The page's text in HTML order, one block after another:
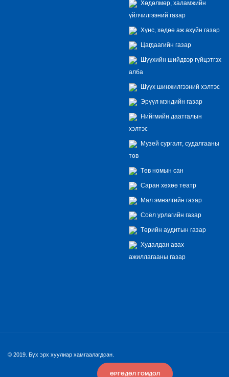
ӨРГӨДӨЛ ГОМДОЛ
Хөдөлмөр, халамжийн
үйлчилгээний газар
Хүнс, хөдөө аж ахуйн газар
Цагдаагийн газар
Шүүхийн шийдвэр гүйцэтгэх
алба
Шүүх шинжилгээний хэлтэс
Эрүүл мэндийн газар
Нийгмийн даатгалын
хэлтэс
Музей сургалт, судалгааны
төв
Төв номын сан
Саран хөхөө театр
Мал эмнэлгийн газар
Соёл урлагийн газар
Төрийн аудитын газар
Худалдан авах
ажиллагааны газар
© 2019. Бүх эрх хуулиар хамгаалагдсан.